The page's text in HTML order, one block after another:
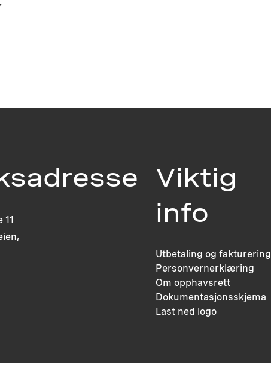
11
Viktig
info
Utbetaling og fakturering
Personvernerklæring
Om opphavsrett
Dokumentasjonsskjema
Last ned logo